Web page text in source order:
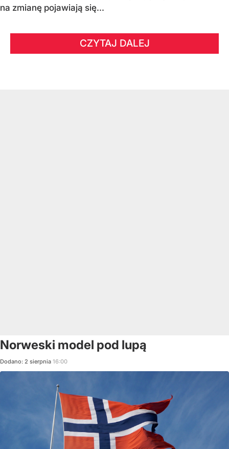
na zmianę pojawiają się...
CZYTAJ DALEJ
Norweski model pod lupą
Dodano: 2 sierpnia 16:00